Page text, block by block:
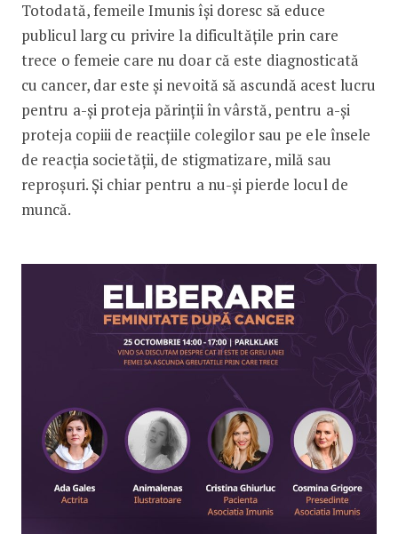
Totodată, femeile Imunis își doresc să educe
publicul larg cu privire la dificultățile prin care
trece o femeie care nu doar că este diagnosticată
cu cancer, dar este și nevoită să ascundă acest lucru
pentru a-și proteja părinții în vârstă, pentru a-și
proteja copiii de reacțiile colegilor sau pe ele însele
de reacția societății, de stigmatizare, milă sau
reproșuri. Și chiar pentru a nu-și pierde locul de
muncă.